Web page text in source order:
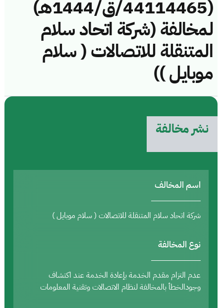
(44114465/ق/1444هـ)
لمخالفة (شركة اتحاد سلام
المتنقلة للاتصالات ( سلام
موبايل ))
نشر مخالفة
اسم المخالف
شركة اتحاد سلام المتنقلة للاتصالات ( سلام موبايل )
نوع المخالفة
عدم التزام مقدم الخدمة بإعادة الخدمة عند اكتشاف
وجودالخطأ بالمخالفة لنظام الاتصالات وتقنية المعلومات